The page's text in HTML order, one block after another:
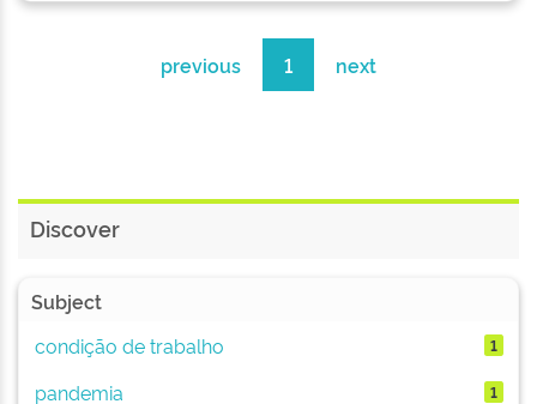
previous 1 next
Discover
Subject
condição de trabalho
1
pandemia 1